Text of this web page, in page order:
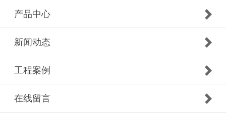
产品中心
新闻动态
工程案例
在线留言